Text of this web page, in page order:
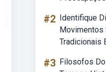
#2 Identifique
Movimentos
Tradicionais
#3 Filosofos